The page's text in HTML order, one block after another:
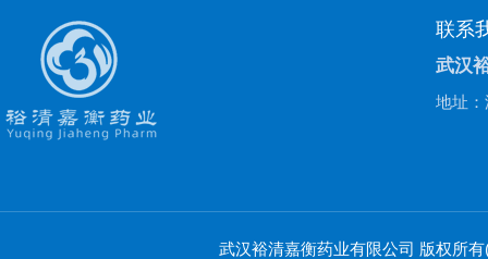
联系
武汉
地址
武汉裕清嘉衡药业有限公司 版权所